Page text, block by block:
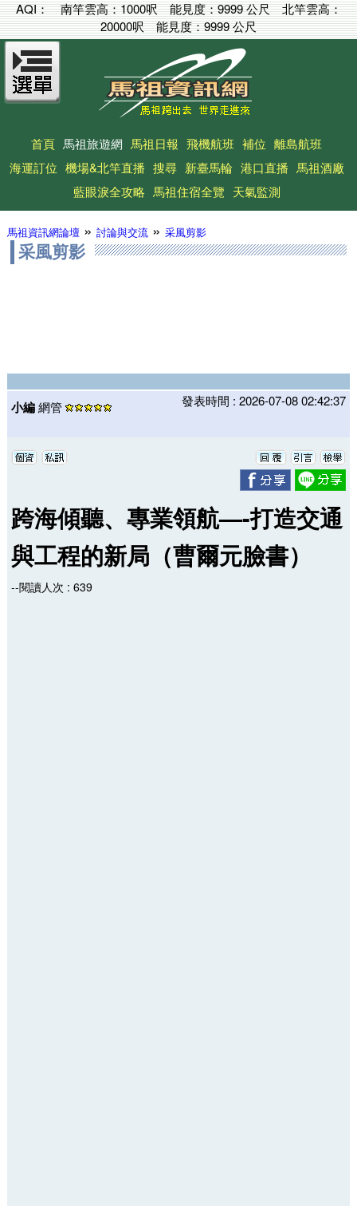
AQI： 南竿雲高：1000呎能見度：9999 公尺北竿雲高：
20000呎能見度：9999 公尺
首頁 馬祖旅遊網 馬祖日報 飛機航班 補位 離島航班
海運訂位 機場&北竿直播 搜尋 新臺馬輪 港口直播 馬祖酒廠
藍眼淚全攻略 馬祖住宿全覽 天氣監測
馬祖資訊網論壇» 討論與交流» 采風剪影
采風剪影
小編網管 發表時間 : 2026-07-08 02:42:37
跨海傾聽、專業領航—-打造交通
與工程的新局（曹爾元臉書）
--閱讀人次 : 639